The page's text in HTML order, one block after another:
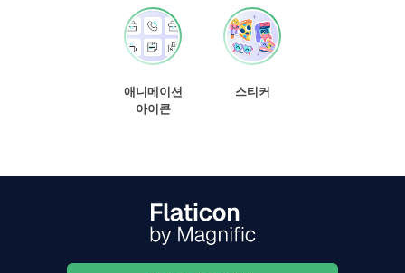
애니메이션
아이콘
스티커